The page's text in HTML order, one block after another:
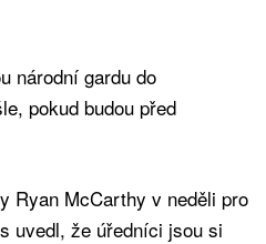
národní gardu do
pokud budou před
Ryan McCarthy v neděli pro
uvedl, že úředníci jsou si